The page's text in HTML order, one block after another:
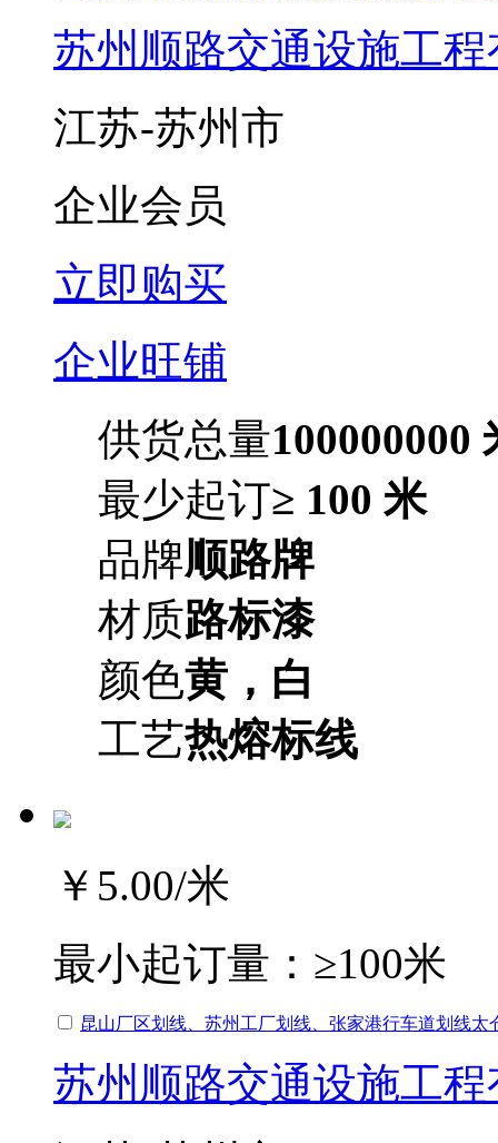
苏州顺路交通设施工
江苏-苏州市
企业会员
立即购买
企业旺铺
供货总量100000000
最少起订≥ 100 米
品牌顺路牌
材质路标漆
颜色黄，白
工艺热熔标线
￥5.00/米
最小起订量： ≥100米
昆山厂区划线、苏州工厂划线、张家港行车道划线太
苏州顺路交通设施工